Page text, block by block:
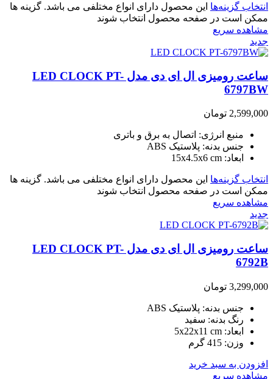
انتخاب گزینه‌ها این محصول دارای انواع مختلفی می باشد. گزینه ها
ممکن است در صفحه محصول انتخاب شوند
مشاهده سریع
جدید
ساعت رومیزی ال ای دی مدل LED CLOCK PT-
6797BW
2,599,000 تومان
منبع انرژی: اتصال به برق و باتری
جنس بدنه: پلاستیک ABS
ابعاد: 15x4.5x6 cm
انتخاب گزینه‌ها این محصول دارای انواع مختلفی می باشد. گزینه ها
ممکن است در صفحه محصول انتخاب شوند
مشاهده سریع
جدید
ساعت رومیزی ال ای دی مدل LED CLOCK PT-
6792B
3,299,000 تومان
جنس بدنه: پلاستیک ABS
رنگ بدنه: سفید
ابعاد: 5x22x11 cm
وزن: 415 گرم
افزودن به سبد خرید
مشاهده سریع